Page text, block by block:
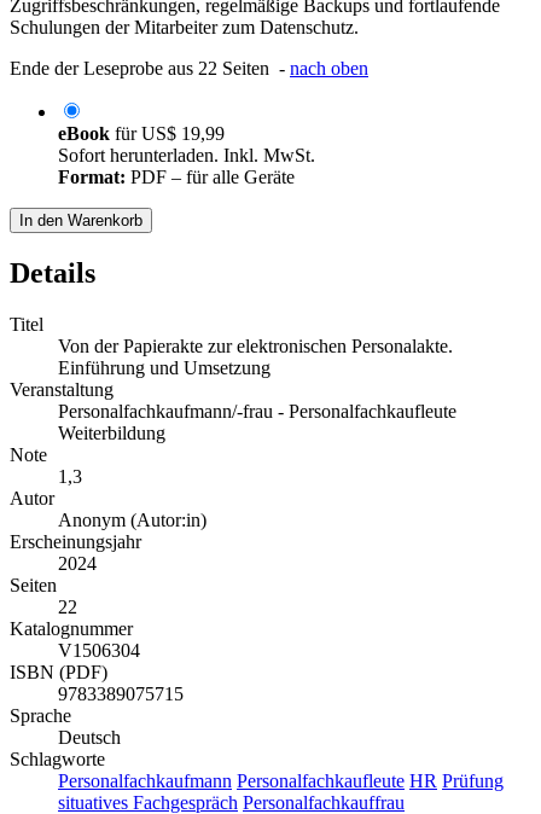
Zugriffsbeschränkungen, regelmäßige Backups und fortlaufende
Schulungen der Mitarbeiter zum Datenschutz.
Ende der Leseprobe aus 22 Seiten - nach oben
eBook fürUS$ 19,99
Sofort herunterladen. Inkl. MwSt.
Format: PDF – für alle Geräte
In den Warenkorb
Details
Titel
Von der Papierakte zur elektronischen Personalakte.
Einführung und Umsetzung
Veranstaltung
Personalfachkaufmann/-frau - Personalfachkaufleute
Weiterbildung
Note
1,3
Autor
Anonym (Autor:in)
Erscheinungsjahr
2024
Seiten
22
Katalognummer
V1506304
ISBN (PDF)
9783389075715
Sprache
Deutsch
Schlagworte
Personalfachkaufmann Personalfachkaufleute HR Prüfung
situatives Fachgespräch Personalfachkauffrau